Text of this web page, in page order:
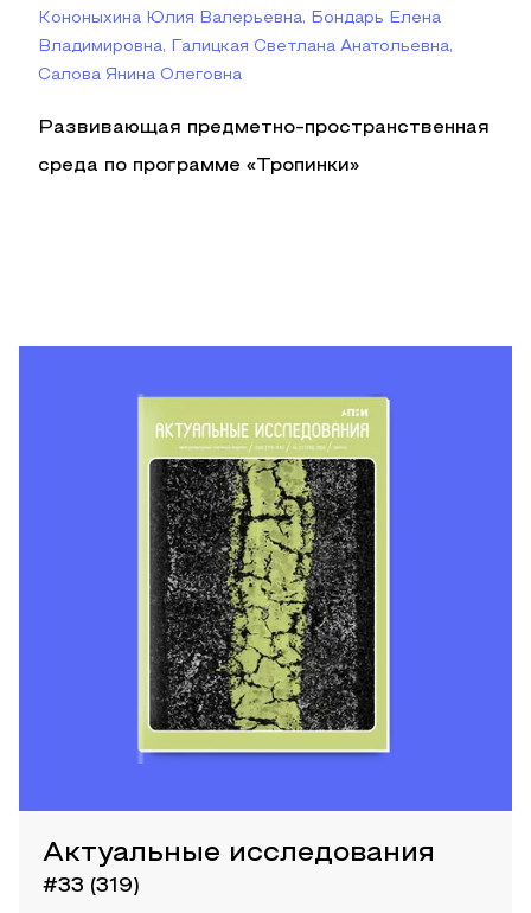
Кононыхина Юлия Валерьевна, Бондарь Елена
Владимировна, Галицкая Светлана Анатольевна,
Салова Янина Олеговна
Развивающая предметно-пространственная
среда по программе «Тропинки»
Актуальные исследования
#33 (319)